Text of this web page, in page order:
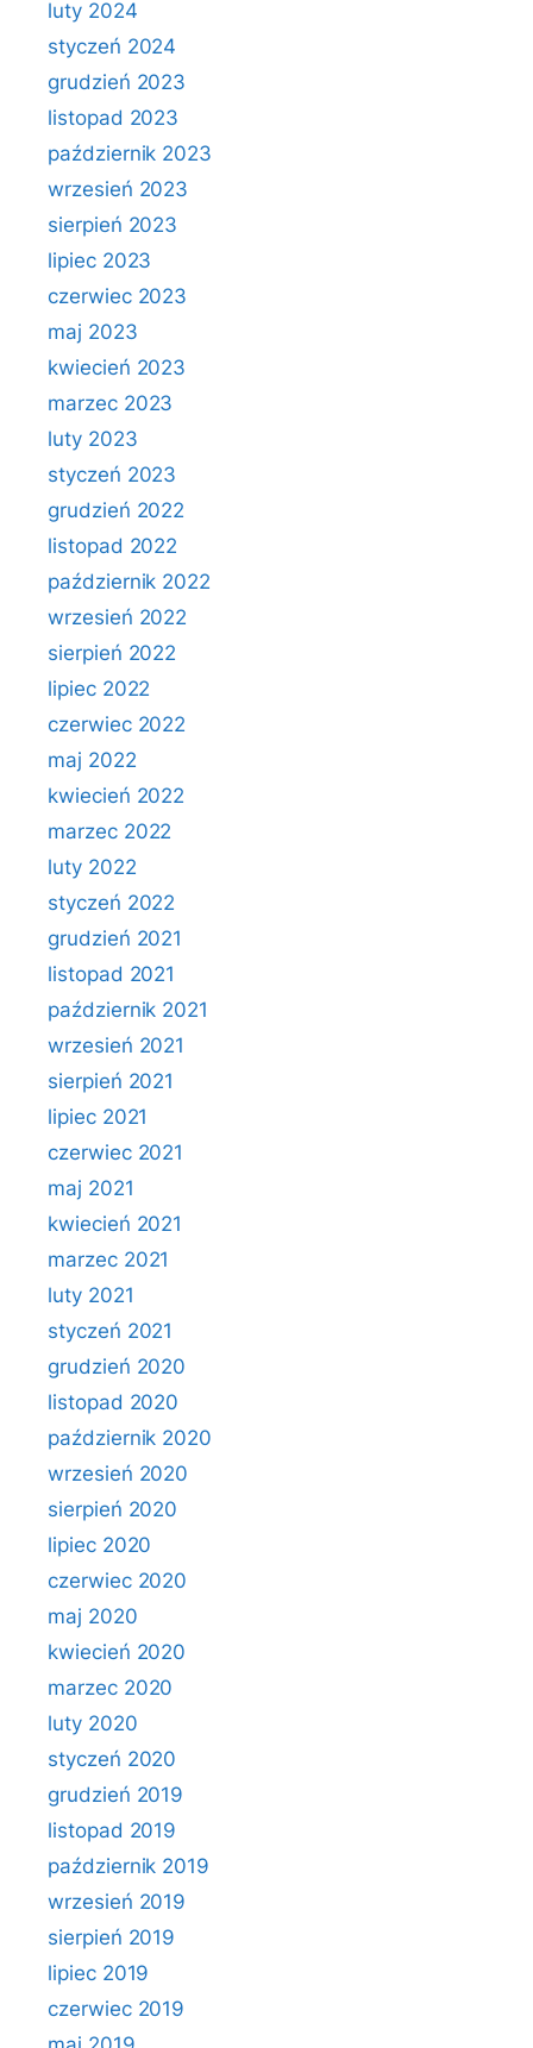
luty 2024
styczeń 2024
grudzień 2023
listopad 2023
październik 2023
wrzesień 2023
sierpień 2023
lipiec 2023
czerwiec 2023
maj 2023
kwiecień 2023
marzec 2023
luty 2023
styczeń 2023
grudzień 2022
listopad 2022
październik 2022
wrzesień 2022
sierpień 2022
lipiec 2022
czerwiec 2022
maj 2022
kwiecień 2022
marzec 2022
luty 2022
styczeń 2022
grudzień 2021
listopad 2021
październik 2021
wrzesień 2021
sierpień 2021
lipiec 2021
czerwiec 2021
maj 2021
kwiecień 2021
marzec 2021
luty 2021
styczeń 2021
grudzień 2020
listopad 2020
październik 2020
wrzesień 2020
sierpień 2020
lipiec 2020
czerwiec 2020
maj 2020
kwiecień 2020
marzec 2020
luty 2020
styczeń 2020
grudzień 2019
listopad 2019
październik 2019
wrzesień 2019
sierpień 2019
lipiec 2019
czerwiec 2019